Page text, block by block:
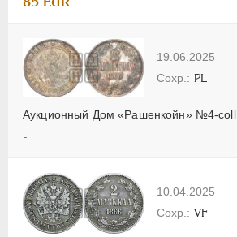
19.06.2025
Аукционный Дом «Рашенкойн» №4-coll
PL
-
10.04.2025
VF